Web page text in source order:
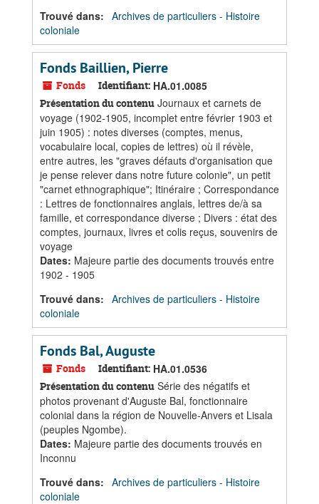
Trouvé dans: Archives de particuliers - Histoire
coloniale
Fonds Baillien, Pierre
Fonds Identifiant: HA.01.0085
Présentation du contenu Journaux et carnets de
voyage (1902-1905, incomplet entre février 1903 et
juin 1905) : notes diverses (comptes, menus,
vocabulaire local, copies de lettres) où il révèle,
entre autres, les "graves défauts d'organisation que
je pense relever dans notre future colonie", un petit
"carnet ethnographique"; Itinéraire ; Correspondance
: Lettres de fonctionnaires anglais, lettres de/à sa
famille, et correspondance diverse ; Divers : état des
comptes, journaux, livres et colis reçus, souvenirs de
voyage
Dates: Majeure partie des documents trouvés entre
1902 - 1905
Trouvé dans: Archives de particuliers - Histoire
coloniale
Fonds Bal, Auguste
Fonds Identifiant: HA.01.0536
Présentation du contenu Série des négatifs et
photos provenant d'Auguste Bal, fonctionnaire
colonial dans la région de Nouvelle-Anvers et Lisala
(peuples Ngombe).
Dates: Majeure partie des documents trouvés en
Inconnu
Trouvé dans: Archives de particuliers - Histoire
coloniale